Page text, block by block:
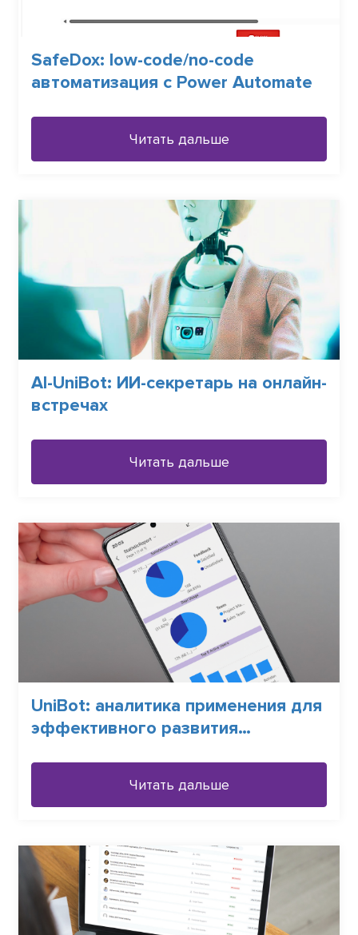
SafeDox: low-code/no-code
автоматизация с Power Automate
Читать дальше
AI-UniBot: ИИ-секретарь на онлайн-
встречах
Читать дальше
UniBot: аналитика применения для
эффективного развития
Читать дальше